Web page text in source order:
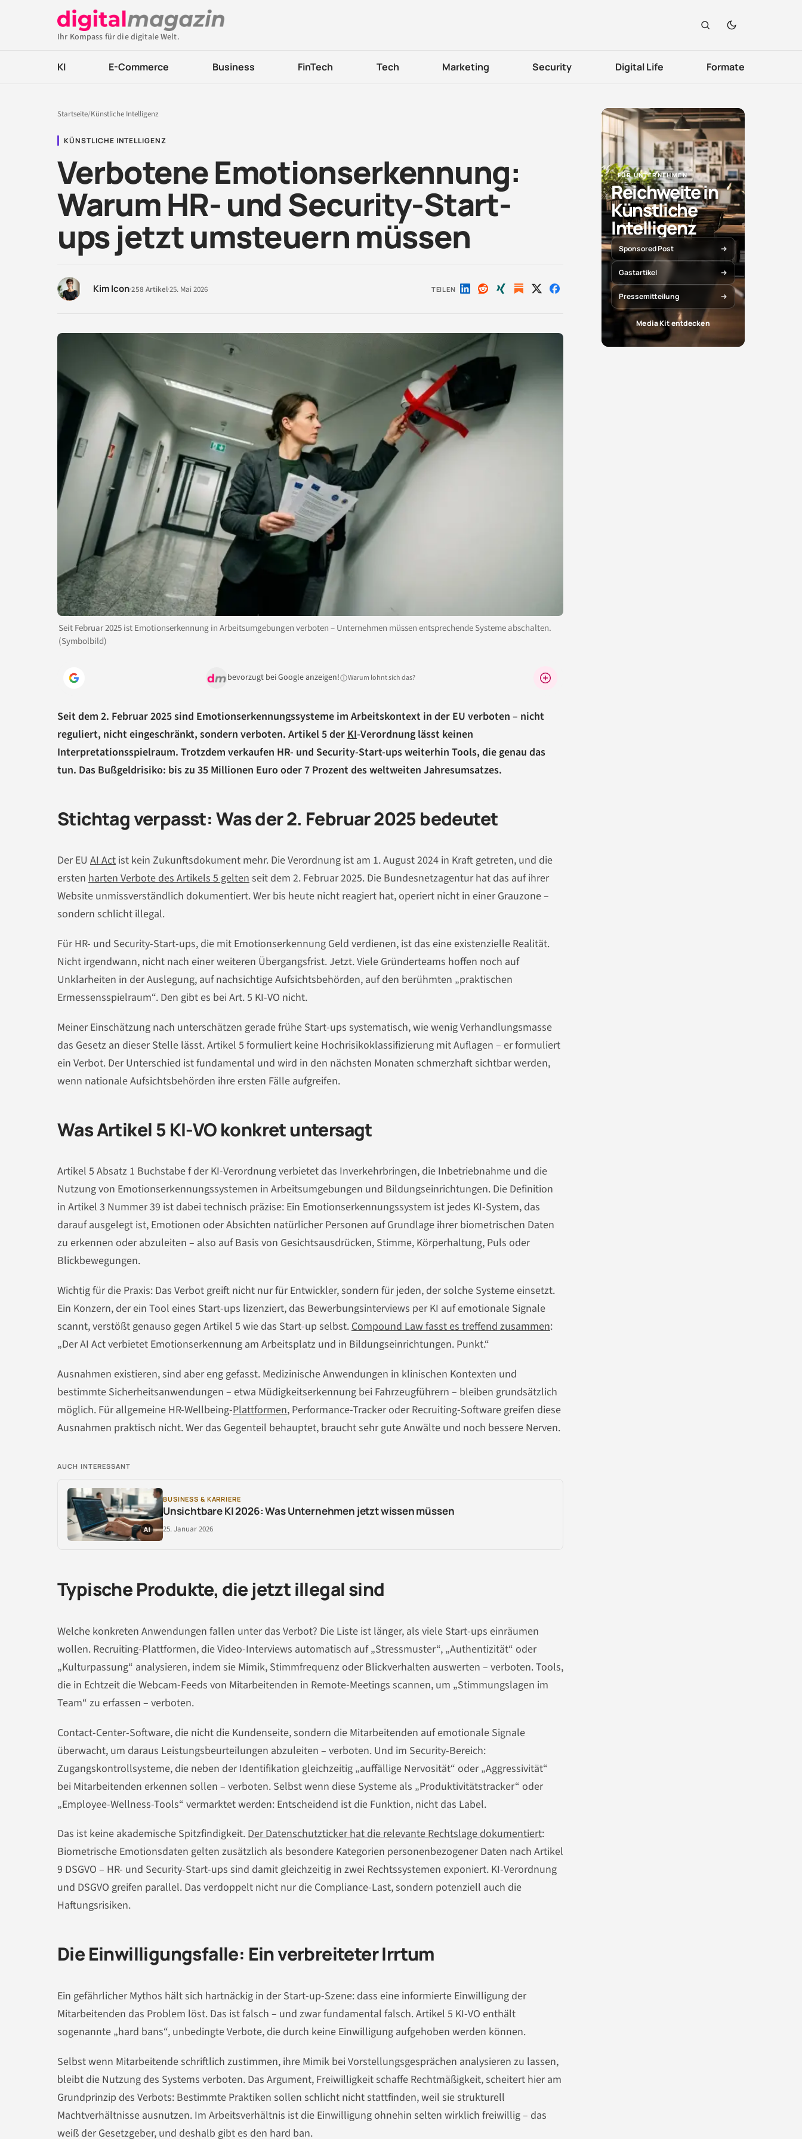
Ihr Kompass für die digitale Welt.
KI E-Commerce Business FinTech Tech Marketing Security Digital Life Formate
Startseite/Künstliche Intelligenz
KÜNSTLICHE INTELLIGENZ
Verbotene Emotionserkennung:
Warum HR- und Security-Start-
ups jetzt umsteuern müssen
Kim Icon·258 Artikel·25. Mai 2026 TEILEN Auf Auf Auf Auf Auf
Seit Februar 2025 ist Emotionserkennung in Arbeitsumgebungen verboten – Unternehmen müssen entsprechende Systeme abschalten.
(Symbolbild)
bevorzugt bei Google anzeigen! Warum lohnt sich das?
Seit dem 2. Februar 2025 sind Emotionserkennungssysteme im Arbeitskontext in der EU verboten – nicht
reguliert, nicht eingeschränkt, sondern verboten. Artikel 5 der KI-Verordnung lässt keinen
Interpretationsspielraum. Trotzdem verkaufen HR- und Security-Start-ups weiterhin Tools, die genau das
tun. Das Bußgeldrisiko: bis zu 35 Millionen Euro oder 7 Prozent des weltweiten Jahresumsatzes.
Stichtag verpasst: Was der 2. Februar 2025 bedeutet
Der EU AI Act ist kein Zukunftsdokument mehr. Die Verordnung ist am 1. August 2024 in Kraft getreten, und die
ersten harten Verbote des Artikels 5 geltenseit dem 2. Februar 2025. Die Bundesnetzagentur hat das auf ihrer
Website unmissverständlich dokumentiert. Wer bis heute nicht reagiert hat, operiert nicht in einer Grauzone –
sondern schlicht illegal.
Für HR- und Security-Start-ups, die mit Emotionserkennung Geld verdienen, ist das eine existenzielle Realität.
Nicht irgendwann, nicht nach einer weiteren Übergangsfrist. Jetzt. Viele Gründerteams hoffen noch auf
Unklarheiten in der Auslegung, auf nachsichtige Aufsichtsbehörden, auf den berühmten „praktischen
Ermessensspielraum“. Den gibt es bei Art. 5 KI-VO nicht.
Meiner Einschätzung nach unterschätzen gerade frühe Start-ups systematisch, wie wenig Verhandlungsmasse
das Gesetz an dieser Stelle lässt. Artikel 5 formuliert keine Hochrisikoklassifizierung mit Auflagen – er formuliert
ein Verbot. Der Unterschied ist fundamental und wird in den nächsten Monaten schmerzhaft sichtbar werden,
wenn nationale Aufsichtsbehörden ihre ersten Fälle aufgreifen.
Was Artikel 5 KI-VO konkret untersagt
Artikel 5 Absatz 1 Buchstabe f der KI-Verordnung verbietet das Inverkehrbringen, die Inbetriebnahme und die
Nutzung von Emotionserkennungssystemen in Arbeitsumgebungen und Bildungseinrichtungen. Die Definition
in Artikel 3 Nummer 39 ist dabei technisch präzise: Ein Emotionserkennungssystem ist jedes KI-System, das
darauf ausgelegt ist, Emotionen oder Absichten natürlicher Personen auf Grundlage ihrer biometrischen Daten
zu erkennen oder abzuleiten – also auf Basis von Gesichtsausdrücken, Stimme, Körperhaltung, Puls oder
Blickbewegungen.
Wichtig für die Praxis: Das Verbot greift nicht nur für Entwickler, sondern für jeden, der solche Systeme einsetzt.
Ein Konzern, der ein Tool eines Start-ups lizenziert, das Bewerbungsinterviews per KI auf emotionale Signale
scannt, verstößt genauso gegen Artikel 5 wie das Start-up selbst.Compound Law fasst es treffend zusammen:
„Der AI Act verbietet Emotionserkennung am Arbeitsplatz und in Bildungseinrichtungen. Punkt.“
Ausnahmen existieren, sind aber eng gefasst. Medizinische Anwendungen in klinischen Kontexten und
bestimmte Sicherheitsanwendungen – etwa Müdigkeitserkennung bei Fahrzeugführern – bleiben grundsätzlich
möglich. Für allgemeine HR-Wellbeing-Plattformen, Performance-Tracker oder Recruiting-Software greifen diese
Ausnahmen praktisch nicht. Wer das Gegenteil behauptet, braucht sehr gute Anwälte und noch bessere Nerven.
AUCH INTERESSANT
BUSINESS & KARRIERE
Unsichtbare KI 2026: Was Unternehmen jetzt wissen müssen
25. Januar 2026
Typische Produkte, die jetzt illegal sind
Welche konkreten Anwendungen fallen unter das Verbot? Die Liste ist länger, als viele Start-ups einräumen
wollen. Recruiting-Plattformen, die Video-Interviews automatisch auf „Stressmuster“, „Authentizität“ oder
„Kulturpassung“ analysieren, indem sie Mimik, Stimmfrequenz oder Blickverhalten auswerten – verboten. Tools,
die in Echtzeit die Webcam-Feeds von Mitarbeitenden in Remote-Meetings scannen, um „Stimmungslagen im
Team“ zu erfassen – verboten.
Contact-Center-Software, die nicht die Kundenseite, sondern die Mitarbeitenden auf emotionale Signale
überwacht, um daraus Leistungsbeurteilungen abzuleiten – verboten. Und im Security-Bereich:
Zugangskontrollsysteme, die neben der Identifikation gleichzeitig „auffällige Nervosität“ oder „Aggressivität“
bei Mitarbeitenden erkennen sollen – verboten. Selbst wenn diese Systeme als „Produktivitätstracker“ oder
„Employee-Wellness-Tools“ vermarktet werden: Entscheidend ist die Funktion, nicht das Label.
Das ist keine akademische Spitzfindigkeit.Der Datenschutzticker hat die relevante Rechtslage dokumentiert:
Biometrische Emotionsdaten gelten zusätzlich als besondere Kategorien personenbezogener Daten nach Artikel
9 DSGVO – HR- und Security-Start-ups sind damit gleichzeitig in zwei Rechtssystemen exponiert. KI-Verordnung
und DSGVO greifen parallel. Das verdoppelt nicht nur die Compliance-Last, sondern potenziell auch die
Haftungsrisiken.
Die Einwilligungsfalle: Ein verbreiteter Irrtum
Ein gefährlicher Mythos hält sich hartnäckig in der Start-up-Szene: dass eine informierte Einwilligung der
Mitarbeitenden das Problem löst. Das ist falsch – und zwar fundamental falsch. Artikel 5 KI-VO enthält
sogenannte „hard bans“, unbedingte Verbote, die durch keine Einwilligung aufgehoben werden können.
Selbst wenn Mitarbeitende schriftlich zustimmen, ihre Mimik bei Vorstellungsgesprächen analysieren zu lassen,
bleibt die Nutzung des Systems verboten. Das Argument, Freiwilligkeit schaffe Rechtmäßigkeit, scheitert hier am
Grundprinzip des Verbots: Bestimmte Praktiken sollen schlicht nicht stattfinden, weil sie strukturell
Machtverhältnisse ausnutzen. Im Arbeitsverhältnis ist die Einwilligung ohnehin selten wirklich freiwillig – das
weiß der Gesetzgeber, und deshalb gibt es den hard ban.
FÜR UNTERNEHMEN
Reichweite in
Künstliche
Intelligenz
Sponsored Post
Gastartikel
Pressemitteilung
Media Kit entdecken